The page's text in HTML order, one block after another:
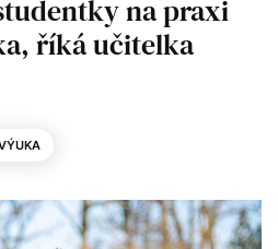
na praxi
říká učitelka